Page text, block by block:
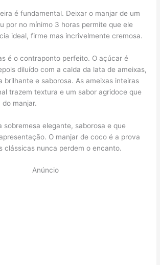
é fundamental. Deixar o manjar de um
por no mínimo 3 horas permite que ele
ideal, firme mas incrivelmente cremosa.
é o contraponto perfeito. O açúcar é
diluído com a calda da lata de ameixas,
brilhante e saborosa. As ameixas inteiras
trazem textura e um sabor agridoce que
manjar.
sobremesa elegante, saborosa e que
O manjar de coco é a prova
clássicas nunca perdem o encanto.
Anúncio